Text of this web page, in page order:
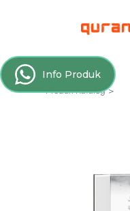
Info Produk
Produk Katalog >